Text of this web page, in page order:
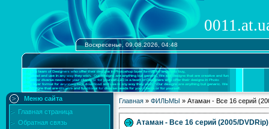
Воскресенье, 09.08.2026, 04:48
Меню сайта
Главная страница
Обратная связь
Главная » ФИЛЬМЫ » Атаман - Все 16 серий
Атаман - Все 16 серий (2005/DVDRip)